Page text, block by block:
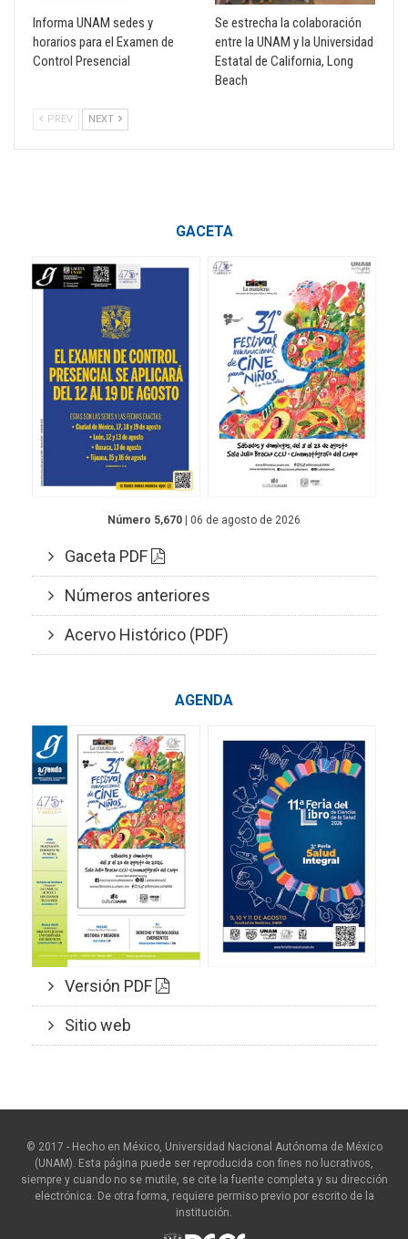
Informa UNAM sedes y
horarios para el Examen de
Control Presencial
Se estrecha la colaboración
entre la UNAM y la Universidad
Estatal de California, Long
Beach
PREV NEXT
GACETA
Número 5,670 | 06 de agosto de 2026
Gaceta PDF
Números anteriores
Acervo Histórico (PDF)
AGENDA
Versión PDF
Sitio web
© 2017 - Hecho en México, Universidad Nacional Autónoma de México
(UNAM). Esta página puede ser reproducida con fines no lucrativos,
siempre y cuando no se mutile, se cite la fuente completa y su dirección
electrónica. De otra forma, requiere permiso previo por escrito de la
institución.